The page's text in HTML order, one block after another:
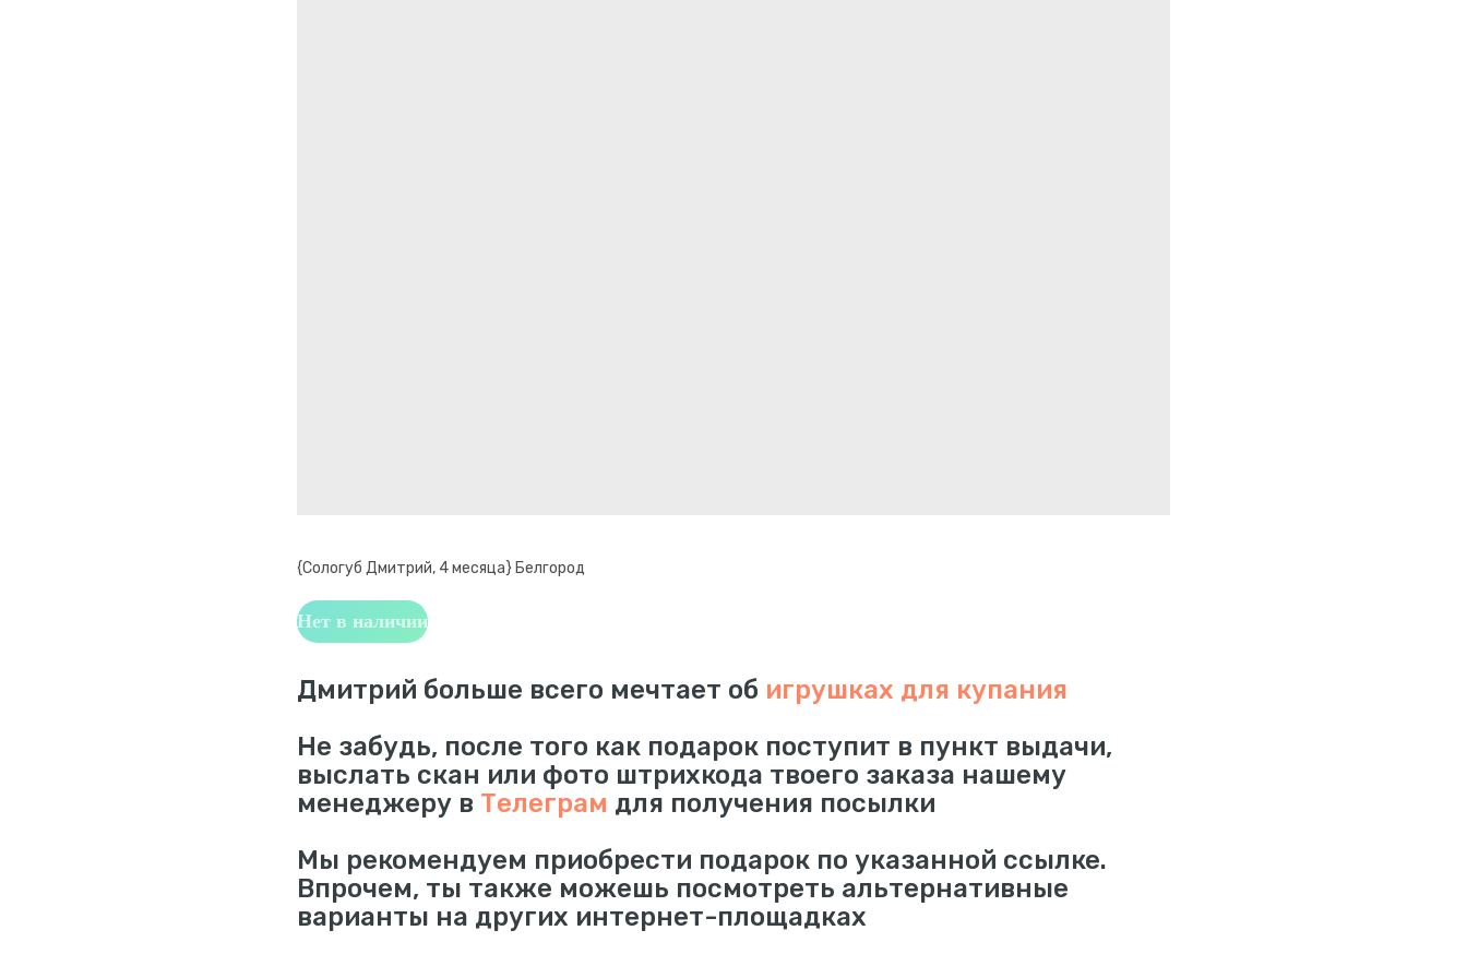
{Сологуб Дмитрий, 4 месяца} Белгород
Нет в наличии
Дмитрий больше всего мечтает об игрушках для купания
Не забудь, после того как подарок поступит в пункт выдачи,
выслать скан или фото штрихкода твоего заказа нашему
менеджеру в Телеграм для получения посылки
Мы рекомендуем приобрести подарок по указанной ссылке.
Впрочем, ты также можешь посмотреть альтернативные
варианты на других интернет-площадках